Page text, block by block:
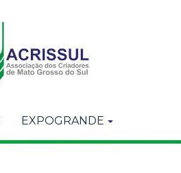
EXPOGRANDE